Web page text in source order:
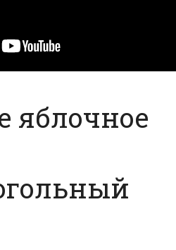
яблочное